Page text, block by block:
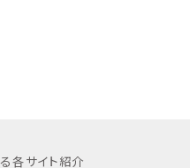
各サイト紹介